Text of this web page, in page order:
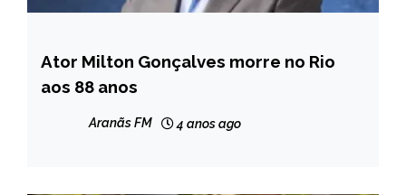
ENTRETENIMENTO
Ator Milton Gonçalves morre no Rio
aos 88 anos
Aranãs FM 4 anos ago